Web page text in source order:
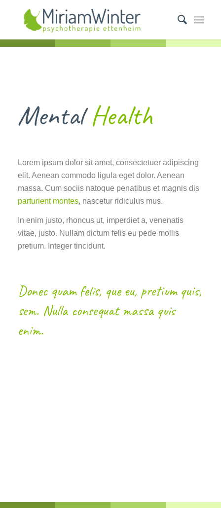
MentalHealth
Lorem ipsum dolor sit amet, consectetuer adipiscing
elit. Aenean commodo ligula eget dolor. Aenean
massa. Cum sociis natoque penatibus et magnis dis
parturient montes, nascetur ridiculus mus.
In enim justo, rhoncus ut, imperdiet a, venenatis
vitae, justo. Nullam dictum felis eu pede mollis
pretium. Integer tincidunt.
Donec quam felis, que eu, pretium quis,
sem. Nulla consequat massa quis
enim.